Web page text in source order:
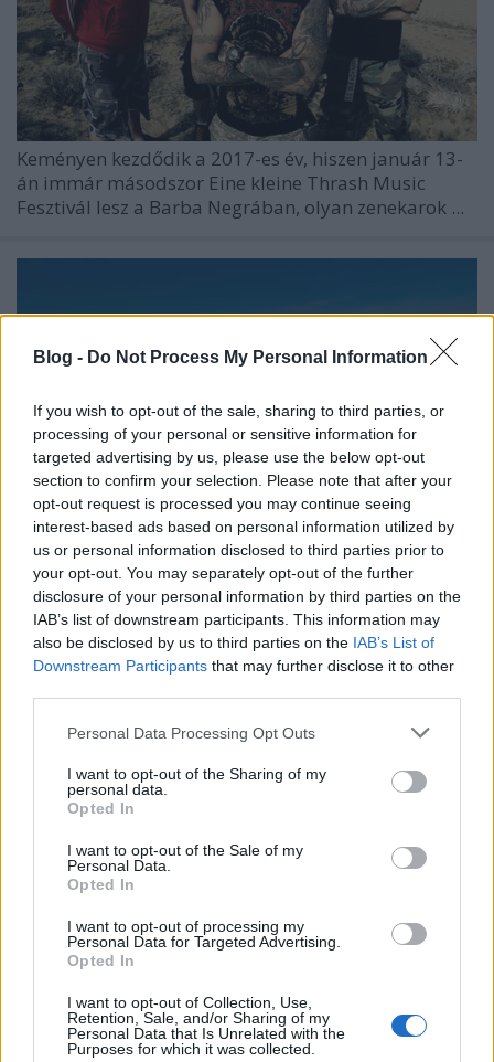
Blog - Do Not Process My Personal Information
If you wish to opt-out of the sale, sharing to third parties, or
processing of your personal or sensitive information for
targeted advertising by us, please use the below opt-out
section to confirm your selection. Please note that after your
opt-out request is processed you may continue seeing
interest-based ads based on personal information utilized by
us or personal information disclosed to third parties prior to
your opt-out. You may separately opt-out of the further
disclosure of your personal information by third parties on the
IAB’s list of downstream participants. This information may
also be disclosed by us to third parties on the IAB’s List of
Downstream Participants that may further disclose it to other
Please note that this website/app uses one or more Google
not limited to your visit or usage behaviour. You may click to
grant or deny consent to Google and its third-party tags to
use your data for below specified purposes in below Google
consent section.
Personal Data Processing Opt Outs
I want to opt-out of the Sharing of my
personal data.
Opted In
I want to opt-out of the Sale of my
Personal Data.
Opted In
I want to opt-out of processing my
Personal Data for Targeted Advertising.
Opted In
I want to opt-out of Collection, Use,
Retention, Sale, and/or Sharing of my
Personal Data that Is Unrelated with the
Purposes for which it was collected.
Keményen kezdődik a 2017-es év, hiszen január 13-
án immár másodszor Eine kleine Thrash Music
Fesztivál lesz a Barba Negrában, olyan zenekarok ...
Díszdobozos Farkasmesék
szimatszatyorban, vörösborral -
Akela-interjú és dalpremier
Nihil_AK•2016. február 25.